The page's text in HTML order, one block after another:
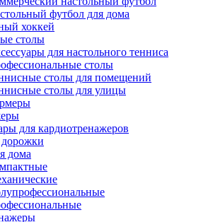
футбол для дома
хоккей
столы
для настольного тенниса
столы
столы для помещений
столы для улицы
для кардиотренажеров
дома